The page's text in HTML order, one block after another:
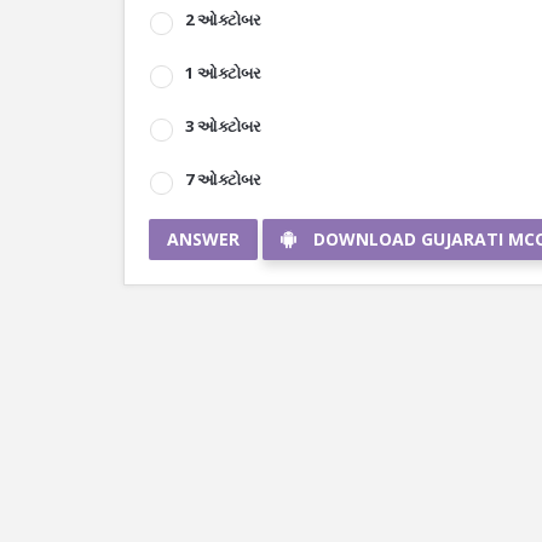
2 ઓક્ટોબર
1 ઓક્ટોબર
3 ઓક્ટોબર
7 ઓક્ટોબર
ANSWER DOWNLOAD GUJARATI